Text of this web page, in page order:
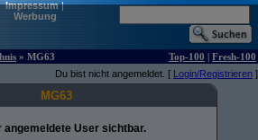
Impressum|
Werbung
» MG63 Top-100 | Fresh-100
Du bist nicht angemeldet. [ Login/Registrieren ]
MG63
angemeldete User sichtbar.